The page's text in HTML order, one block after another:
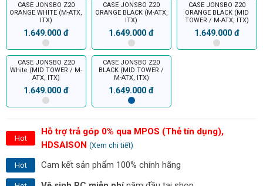
CASE JONSBO Z20
ORANGE WHITE (M-ATX,
ITX)
1.649.000 đ
CASE JONSBO Z20
ORANGE BLACK (M-ATX,
ITX)
1.649.000 đ
CASE JONSBO Z20
ORANGE BLACK (MID
TOWER / M-ATX, ITX)
1.649.000 đ
CASE JONSBO Z20
White (MID TOWER / M-
ATX, ITX)
1.649.000 đ
CASE JONSBO Z20
BLACK (MID TOWER /
M-ATX, ITX)
1.649.000 đ
Hot
Hỗ trợ trả góp 0% qua MPOS (Thẻ tín dụng),
HDSAISON (Xem chi tiết)
Hot Cam kết sản phẩm 100% chính hãng